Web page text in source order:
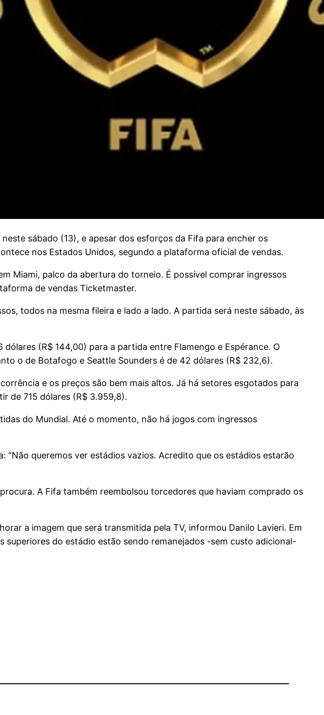
neste sábado (13), e apesar dos esforços da Fifa para encher os
nos Estados Unidos, segundo a plataforma oficial de vendas.
Miami, palco da abertura do torneio. É possível comprar ingressos
de vendas Ticketmaster.
todos na mesma fileira e lado a lado. A partida será neste sábado, às
(R$ 144,00) para a partida entre Flamengo e Espérance. O
o de Botafogo e Seattle Sounders é de 42 dólares (R$ 232,6).
e os preços são bem mais altos. Já há setores esgotados para
de 715 dólares (R$ 3.959,8).
do Mundial. Até o momento, não há jogos com ingressos
queremos ver estádios vazios. Acredito que os estádios estarão
A Fifa também reembolsou torcedores que haviam comprado os
a imagem que será transmitida pela TV, informou Danilo Lavieri. Em
do estádio estão sendo remanejados -sem custo adicional-